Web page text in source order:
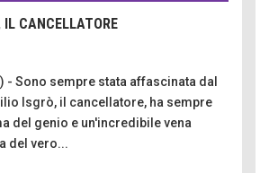
IL CANCELLATORE
- Sono sempre stata affascinata dal
Isgrò, il cancellatore, ha sempre
del genio e un'incredibile vena
del vero...